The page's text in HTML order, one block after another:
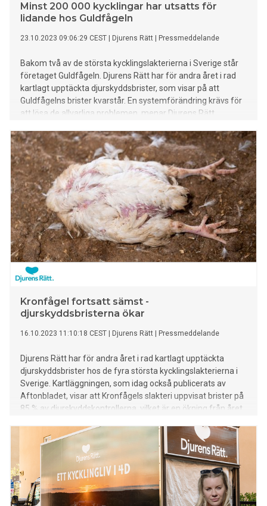
Minst 200 000 kycklingar har utsatts för
lidande hos Guldfågeln
23.10.2023 09:06:29 CEST Djurens Rätt Pressmeddelande
Bakom två av de största kycklingslakterierna i Sverige står
företaget Guldfågeln. Djurens Rätt har för andra året i rad
kartlagt upptäckta djurskyddsbrister, som visar på att
Guldfågelns brister kvarstår. En systemförändring krävs för
att lösa de allvarliga problemen, menar Djurens Rätt.
Kronfågel fortsatt sämst -
djurskyddsbristerna ökar
16.10.2023 11:10:18 CEST Djurens Rätt Pressmeddelande
Djurens Rätt har för andra året i rad kartlagt upptäckta
djurskyddsbrister hos de fyra största kycklingslakterierna i
Sverige. Kartläggningen, som idag också publicerats av
Aftonbladet, visar att Kronfågels slakteri uppvisat brister på
85 % av djurskyddskontrollerna, vilket är en ökning från året
menar Djurens Rätt.